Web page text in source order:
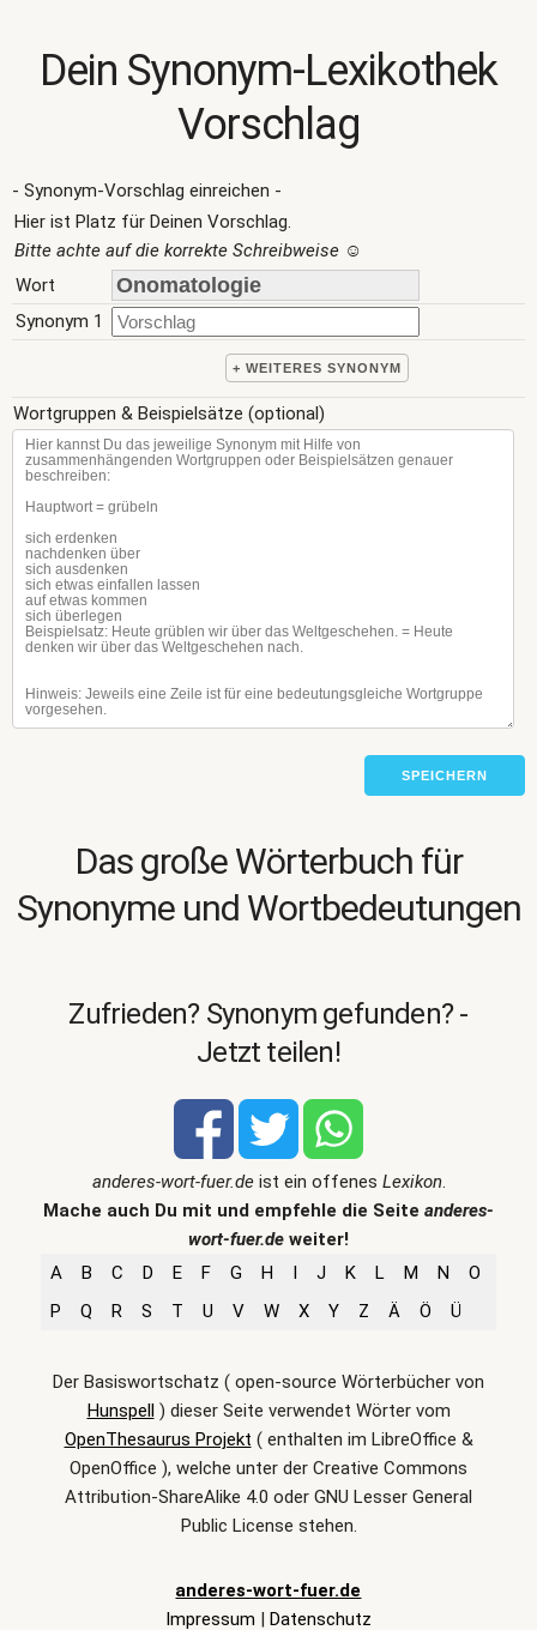
Dein Synonym-Lexikothek
Vorschlag
- Synonym-Vorschlag einreichen -
Hier ist Platz für Deinen Vorschlag.
Bitte achte auf die korrekte Schreibweise ☺
Wort
Synonym 1
+ WEITERES SYNONYM
Wortgruppen & Beispielsätze (optional)
SPEICHERN
Das große Wörterbuch für
Synonyme und Wortbedeutungen
Zufrieden? Synonym gefunden? -
Jetzt teilen!
anderes-wort-fuer.deist ein offenes Lexikon.
Mache auch Du mit und empfehle die Seite anderes-
wort-fuer.de weiter!
A
B C D E F G H I J K L M N
O
P
Q R S T U V W X Y Z Ä Ö Ü
Der Basiswortschatz ( open-source Wörterbücher von
Hunspell) dieser Seite verwendet Wörter vom
OpenThesaurus Projekt ( enthalten im LibreOffice &
OpenOffice ), welche unter der Creative Commons
Attribution-ShareAlike 4.0 oder GNU Lesser General
Public License stehen.
anderes-wort-fuer.de
Impressum | Datenschutz